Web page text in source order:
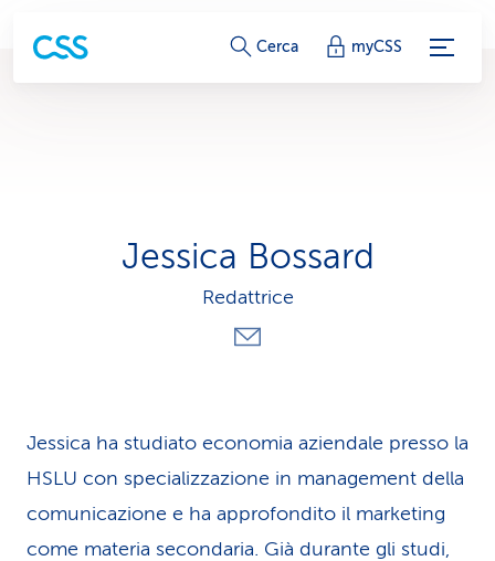
c
g
a
m
n
t
i
Cerca myCSS
Jessica Bossard
Redattrice
Jessica ha studiato economia aziendale presso la
HSLU con specializzazione in management della
comunicazione e ha approfondito il marketing
come materia secondaria. Già durante gli studi,